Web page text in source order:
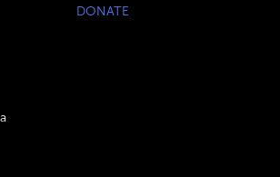
DONATE